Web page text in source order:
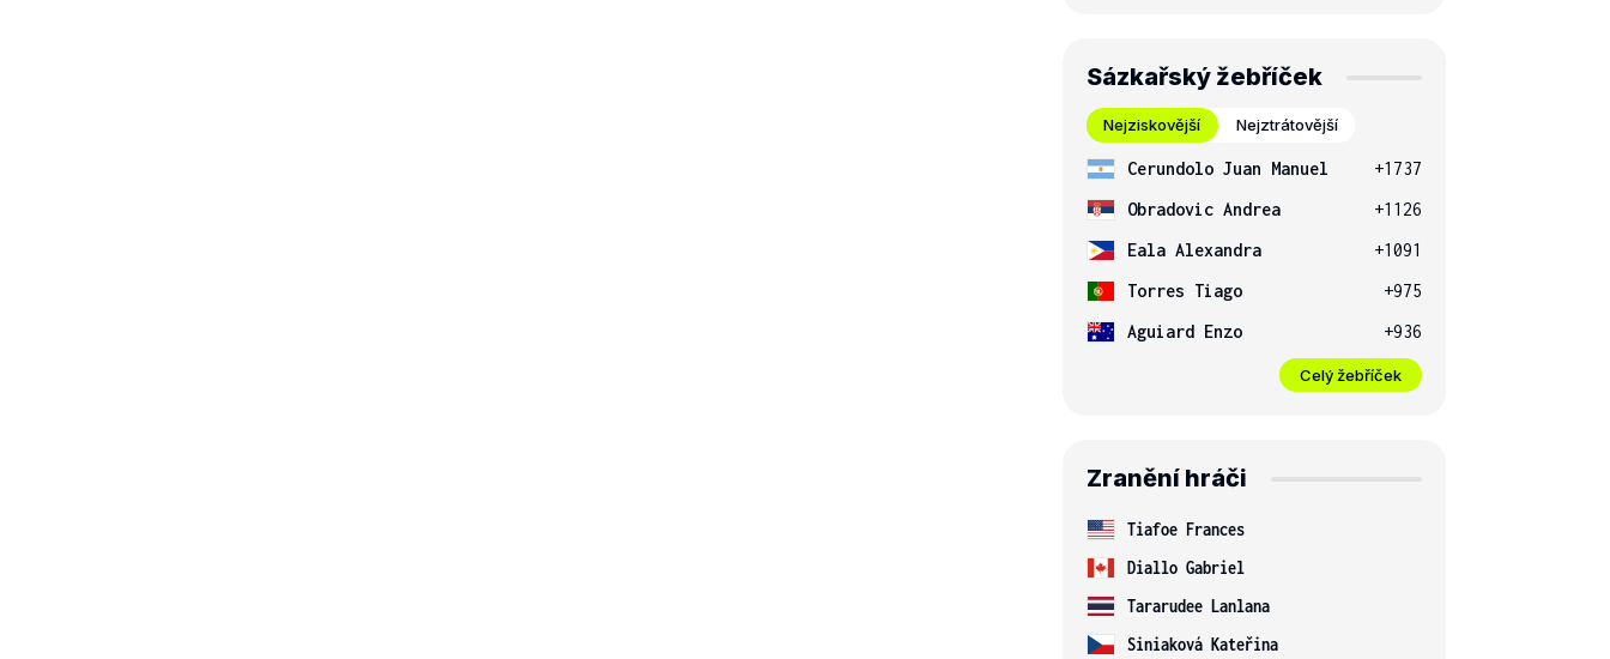
Sázkařský žebříček
Nejziskovější Nejztrátovější
Cerundolo Juan Manuel
+1737
Obradovic Andrea
+1126
Eala Alexandra
+1091
Torres Tiago
+975
Aguiard Enzo
+936
Celý žebříček
Zranění hráči
Tiafoe Frances
Diallo Gabriel
Tararudee Lanlana
Siniaková Kateřina